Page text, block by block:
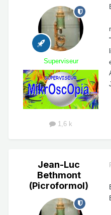
Superviseur
1,6 k
Jean-Luc
Bethmont
(Picroformol)